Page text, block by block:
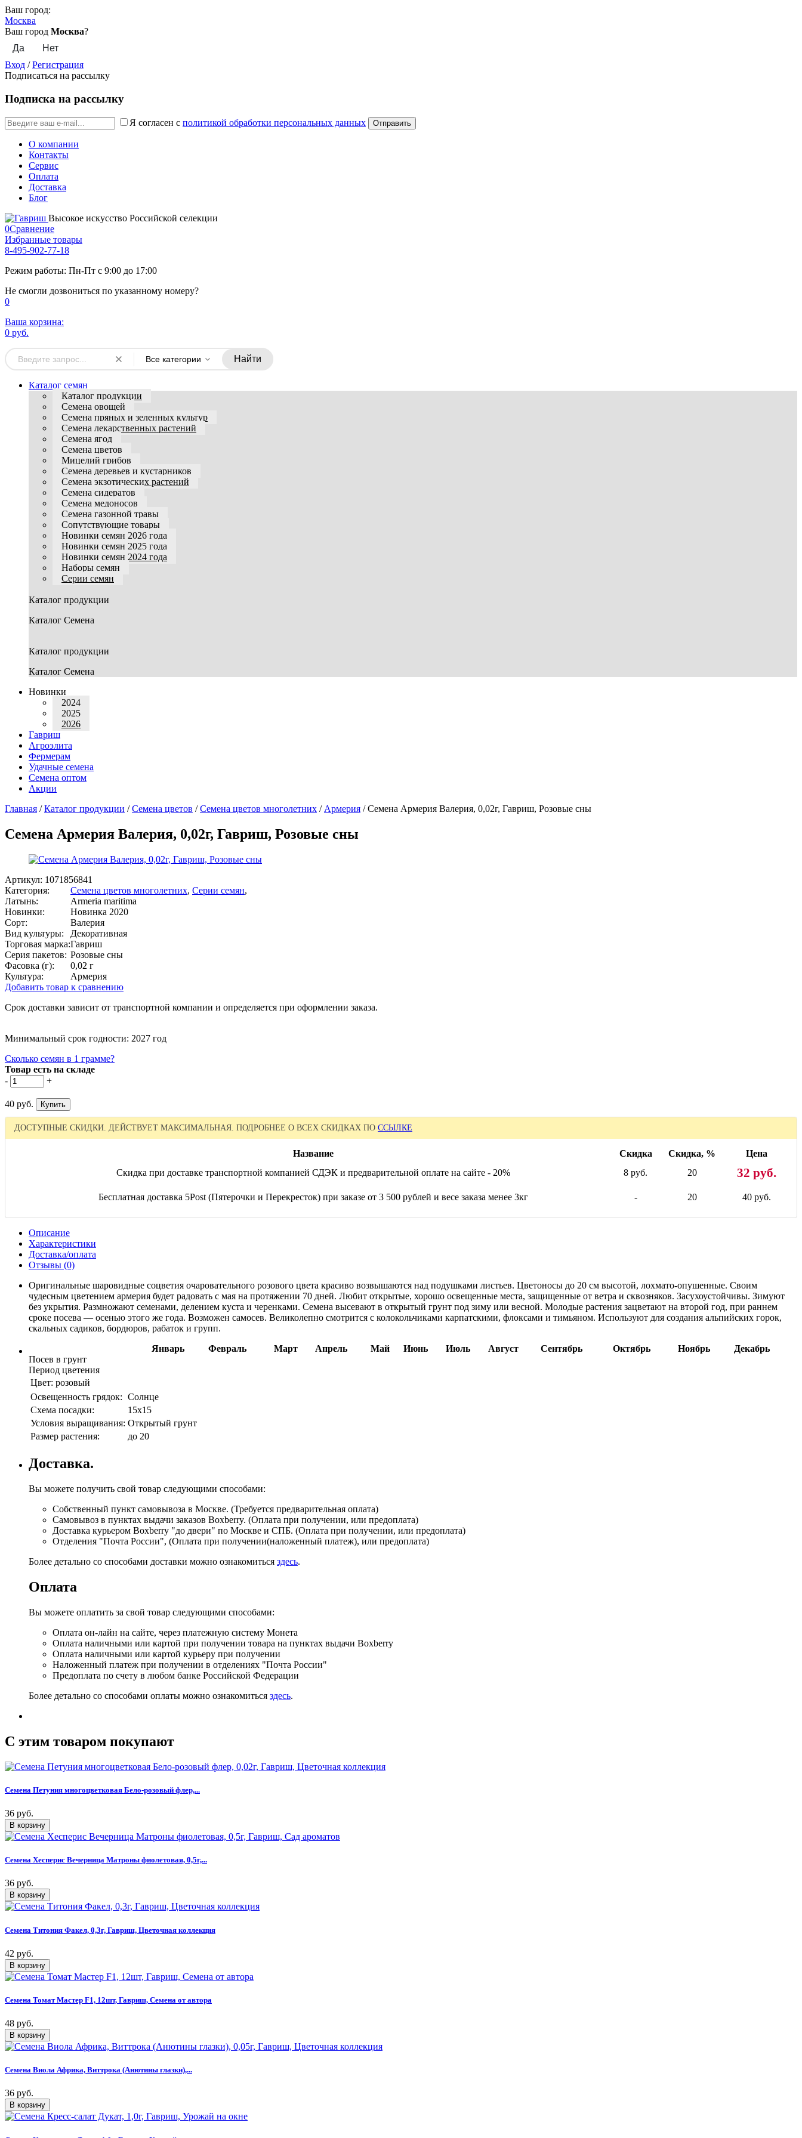
Ваш город:
Москва
Ваш город Москва?
Вход /Регистрация
Подписаться на рассылку
Подписка на рассылку
Я согласен с политикой обработки персональных данных
О компании
Контакты
Сервис
Оплата
Доставка
Блог
Высокое искусство Российской селекции
0Сравнение
Избранные товары
8-495-902-77-18
Режим работы: Пн-Пт с 9:00 до 17:00
Не смогли дозвониться по указанному номеру?
0
Ваша корзина:
0 руб.
Все категории Найти
Каталог семян
Каталог продукции
Семена овощей
Семена пряных и зеленных культур
Семена лекарственных растений
Семена ягод
Семена цветов
Мицелий грибов
Семена деревьев и кустарников
Семена экзотических растений
Семена сидератов
Семена медоносов
Семена газонной травы
Сопутствующие товары
Новинки семян 2026 года
Новинки семян 2025 года
Новинки семян 2024 года
Наборы семян
Серии семян
Каталог продукции
Каталог Семена
Каталог продукции
Каталог Семена
Новинки
2024
2025
2026
Гавриш
Агроэлита
Фермерам
Удачные семена
Семена оптом
Акции
Главная /Каталог продукции /Семена цветов /Семена цветов многолетних /Армерия /Семена Армерия Валерия, 0,02г, Гавриш, Розовые сны
Семена Армерия Валерия, 0,02г, Гавриш, Розовые сны
Артикул: 1071856841
Категория:
Семена цветов многолетних, Серии семян,
Латынь:
Armeria maritima
Новинки:
Новинка 2020
Сорт:
Валерия
Вид культуры:
Декоративная
Торговая марка:Гавриш
Серия пакетов: Розовые сны
Фасовка (г):
0,02 г
Культура:
Армерия
Добавить товар к сравнению
Срок доставки зависит от транспортной компании и определяется при оформлении заказа.
Минимальный срок годности: 2027 год
Сколько семян в 1 грамме?
Товар есть на складе
-
+
40 руб.
ДОСТУПНЫЕ СКИДКИ. ДЕЙСТВУЕТ МАКСИМАЛЬНАЯ. ПОДРОБНЕЕ О ВСЕХ СКИДКАХ ПО ССЫЛКЕ
Название Скидка Скидка, %
Цена
Скидка при доставке транспортной компанией СДЭК и предварительной оплате на сайте - 20%
8 руб. 20 32 руб.
Бесплатная доставка 5Post (Пятерочки и Перекресток) при заказе от 3 500 рублей и весе заказа менее 3кг - 20 40 руб.
Описание
Характеристики
Доставка/оплата
Отзывы (0)
Оригинальные шаровидные соцветия очаровательного розового цвета красиво возвышаются над подушками листьев. Цветоносы до 20 см высотой, лохмато-опушенные. Своим
чудесным цветением армерия будет радовать с мая на протяжении 70 дней. Любит открытые, хорошо освещенные места, защищенные от ветра и сквозняков. Засухоустойчивы. Зимуют
без укрытия. Размножают семенами, делением куста и черенками. Семена высевают в открытый грунт под зиму или весной. Молодые растения зацветают на второй год, при раннем
сроке посева — осенью этого же года. Возможен самосев. Великолепно смотрится с колокольчиками карпатскими, флоксами и тимьяном. Используют для создания альпийских горок,
скальных садиков, бордюров, рабаток и групп.
Январь
Февраль Март Апрель Май Июнь Июль Август Сентябрь Октябрь Ноябрь
Декабрь
Посев в грунт
Период цветения
Цвет: розовый
Освещенность грядок: Солнце
Схема посадки:
15х15
Условия выращивания: Открытый грунт
Размер растения:
до 20
Доставка.
Вы можете получить свой товар следующими способами:
Собственный пункт самовывоза в Москве. (Требуется предварительная оплата)
Самовывоз в пунктах выдачи заказов Boxberry. (Оплата при получении, или предоплата)
Доставка курьером Boxberry "до двери" по Москве и СПБ. (Оплата при получении, или предоплата)
Отделения "Почта России", (Оплата при получении(наложенный платеж), или предоплата)
Более детально со способами доставки можно ознакомиться здесь.
Оплата
Вы можете оплатить за свой товар следующими способами:
Оплата он-лайн на сайте, через платежную систему Монета
Оплата наличными или картой при получении товара на пунктах выдачи Boxberry
Оплата наличными или картой курьеру при получении
Наложенный платеж при получении в отделениях "Почта России"
Предоплата по счету в любом банке Российской Федерации
Более детально со способами оплаты можно ознакомиться здесь.
C этим товаром покупают
Семена Петуния многоцветковая Бело-розовый флер,...
36 руб.
Семена Хесперис Вечерница Матроны фиолетовая, 0,5г,...
36 руб.
Семена Титония Факел, 0,3г, Гавриш, Цветочная коллекция
42 руб.
Семена Томат Мастер F1, 12шт, Гавриш, Семена от автора
48 руб.
Семена Виола Африка, Виттрока (Анютины глазки),...
36 руб.